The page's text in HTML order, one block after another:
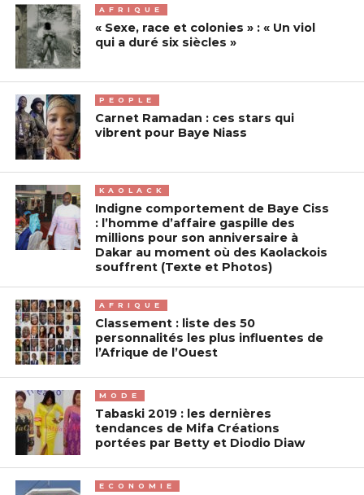
AFRIQUE
« Sexe, race et colonies » : « Un viol
qui a duré six siècles »
PEOPLE
Carnet Ramadan : ces stars qui
vibrent pour Baye Niass
KAOLACK
Indigne comportement de Baye Ciss
: l’homme d’affaire gaspille des
millions pour son anniversaire à
Dakar au moment où des Kaolackois
souffrent (Texte et Photos)
AFRIQUE
Classement : liste des 50
personnalités les plus influentes de
l’Afrique de l’Ouest
MODE
Tabaski 2019 : les dernières
tendances de Mifa Créations
portées par Betty et Diodio Diaw
ECONOMIE